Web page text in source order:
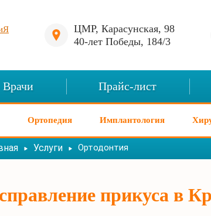
ЦМР, Карасунская, 98
40-лет Победы, 184/3
Врачи Прайс-лист
Ортопедия Имплантология
Услуги Ортодонтия
прикуса в